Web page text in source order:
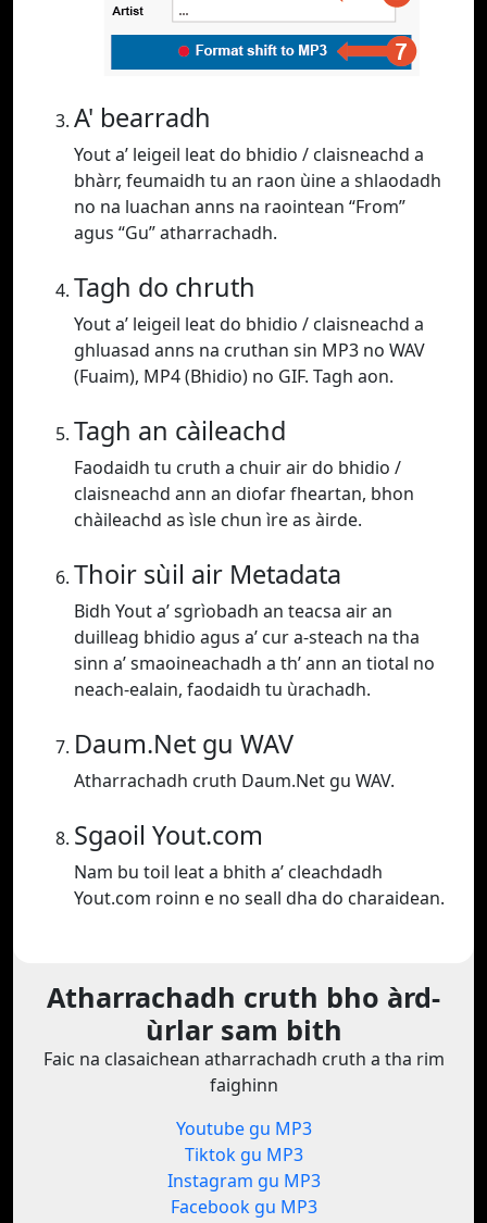
A' bearradh
Yout a’ leigeil leat do bhidio / claisneachd a
bhàrr, feumaidh tu an raon ùine a shlaodadh
no na luachan anns na raointean “From”
agus “Gu” atharrachadh.
Tagh do chruth
Yout a’ leigeil leat do bhidio / claisneachd a
ghluasad anns na cruthan sin MP3 no WAV
(Fuaim), MP4 (Bhidio) no GIF. Tagh aon.
Tagh an càileachd
Faodaidh tu cruth a chuir air do bhidio /
claisneachd ann an diofar fheartan, bhon
chàileachd as ìsle chun ìre as àirde.
Thoir sùil air Metadata
Bidh Yout a’ sgrìobadh an teacsa air an
duilleag bhidio agus a’ cur a-steach na tha
sinn a’ smaoineachadh a th’ ann an tiotal no
neach-ealain, faodaidh tu ùrachadh.
Daum.Net gu WAV
Atharrachadh cruth Daum.Net gu WAV.
Sgaoil Yout.com
Nam bu toil leat a bhith a’ cleachdadh
Yout.com roinn e no seall dha do charaidean.
Atharrachadh cruth bho àrd-
ùrlar sam bith
Faic na clasaichean atharrachadh cruth a tha rim
faighinn
Youtube gu MP3
Tiktok gu MP3
Instagram gu MP3
Facebook gu MP3